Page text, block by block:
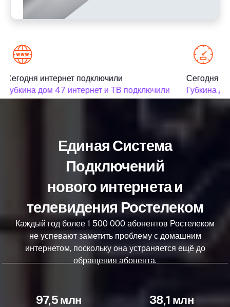
Сегодня интернет подключили
Губкина дом 47 интернет и ТВ подключили
Сегодня
Губкина
Единая Система
Подключений
нового интернета и
телевидения Ростелеком
Каждый год более 1 500 000 абонентов Ростелеком
не успевают заметить проблему с домашним
интернетом, поскольку она устраняется ещё до
обращения абонента.
97,5 млн 38,1 млн